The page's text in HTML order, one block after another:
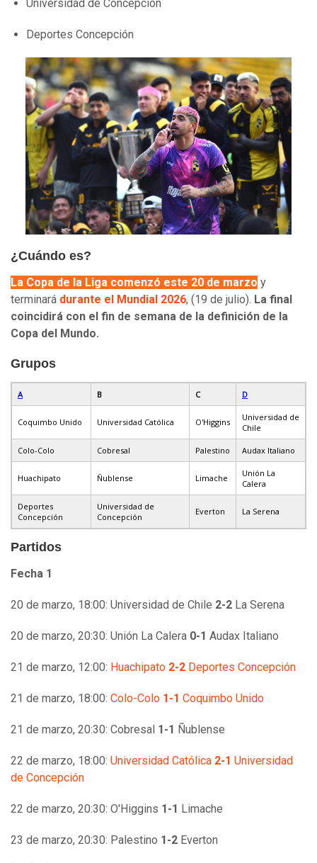
Universidad de Concepción
Deportes Concepción
¿Cuándo es?
La Copa de la Liga comenzó este 20 de marzo y
terminará durante el Mundial 2026, (19 de julio). La final
coincidirá con el fin de semana de la definición de la
Copa del Mundo.
Grupos
A B C D
Coquimbo Unido Universidad Católica O'Higgins
Universidad de
Chile
Colo-Colo Cobresal Palestino Audax Italiano
Huachipato Ñublense Limache
Unión La
Calera
Deportes
Concepción
Universidad de
Concepción
Everton La Serena
Partidos
Fecha 1
20 de marzo, 18:00: Universidad de Chile 2-2 La Serena
20 de marzo, 20:30: Unión La Calera 0-1 Audax Italiano
21 de marzo, 12:00: Huachipato 2-2 Deportes Concepción
21 de marzo, 18:00: Colo-Colo 1-1 Coquimbo Unido
21 de marzo, 20:30: Cobresal 1-1 Ñublense
22 de marzo, 18:00: Universidad Católica 2-1 Universidad
de Concepción
22 de marzo, 20:30: O'Higgins 1-1 Limache
23 de marzo, 20:30: Palestino 1-2 Everton